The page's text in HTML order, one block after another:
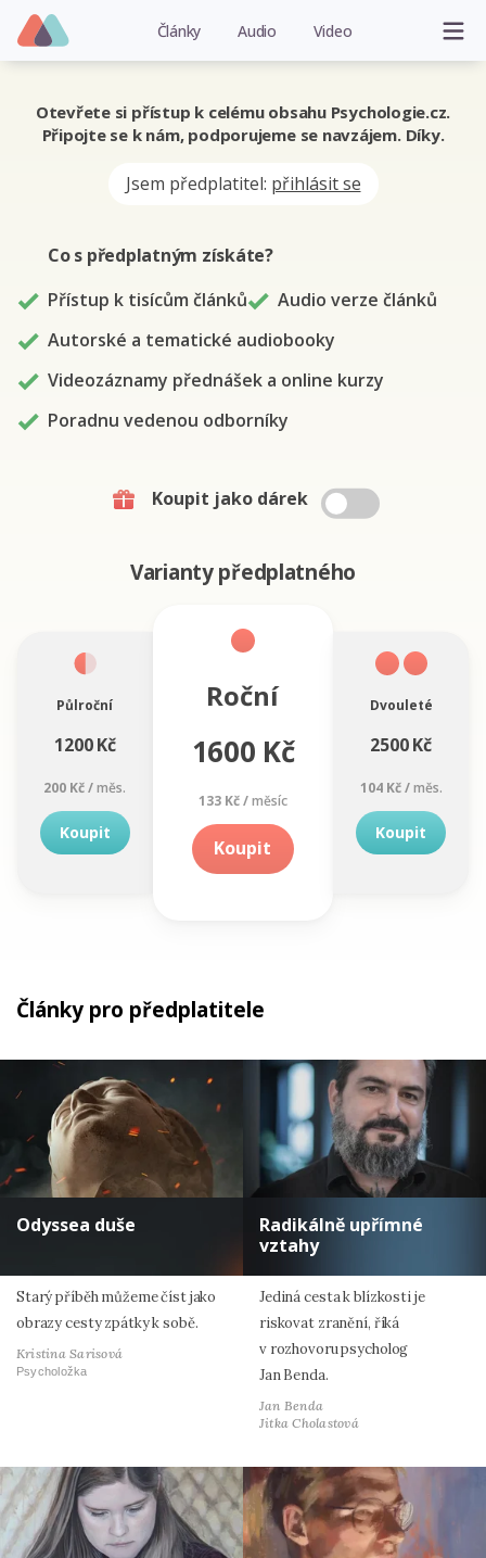
Články Audio Video
Otevřete si přístup k celému obsahu Psychologie.cz.
Připojte se k nám, podporujeme se navzájem. Díky.
Jsem předplatitel: přihlásit se
Co s předplatným získáte?
Přístup k tisícům článků
Audio verze článků
Autorské a tematické audiobooky
Videozáznamy přednášek a online kurzy
Poradnu vedenou odborníky
Koupit jako dárek
Varianty předplatného
Půlroční
1200 Kč
200 Kč /měs.
Koupit
Roční
1600 Kč
133 Kč /měsíc
Koupit
Dvouleté
2500 Kč
104 Kč /měs.
Koupit
Články pro předplatitele
Odyssea duše
Starý příběh můžeme číst jako
obrazy cesty zpátky k sobě.
Kristina Sarisová
Psycholožka
Radikálně upřímné
vztahy
Jediná cesta k blízkosti je
riskovat zranění, říká
v rozhovoru psycholog
Jan Benda.
Jan Benda
Jitka Cholastová